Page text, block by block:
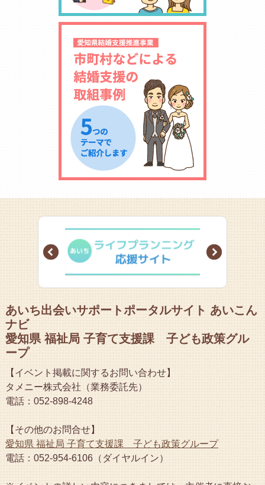
Prev Next
あいち出会いサポートポータルサイト あいこん
ナビ
愛知県 福祉局 子育て支援課 子ども政策グル
ープ
【イベント掲載に関するお問い合わせ】
タメニー株式会社（業務委託先）
電話：052-898-4248
【その他のお問合せ】
愛知県 福祉局 子育て支援課 子ども政策グループ
電話：052-954-6106（ダイヤルイン）